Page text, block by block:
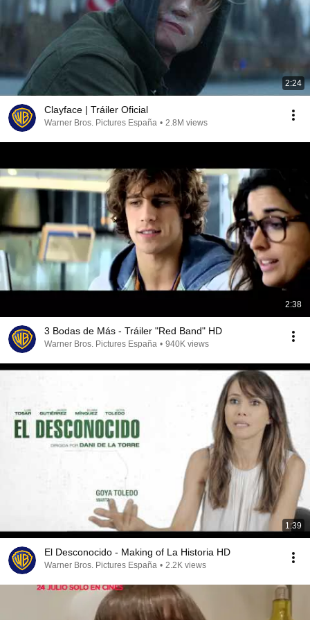
2:24
Clayface | Tráiler Oficial
Warner Bros. Pictures España • 2.8M views
2:38
3 Bodas de Más - Tráiler "Red Band" HD
Warner Bros. Pictures España • 940K views
1:39
El Desconocido - Making of La Historia HD
Warner Bros. Pictures España • 2.2K views